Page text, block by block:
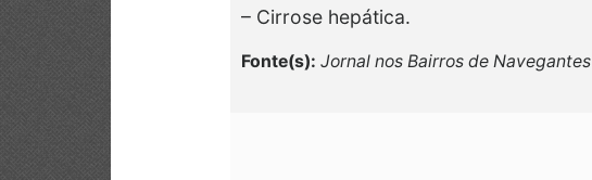
– Cirrose hepática.
Fonte(s): Jornal nos Bairros de Navegantes